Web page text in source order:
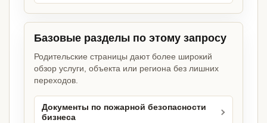
Базовые разделы по этому запросу
Родительские страницы дают более широкий
обзор услуги, объекта или региона без лишних
переходов.
Документы по пожарной безопасности
бизнеса